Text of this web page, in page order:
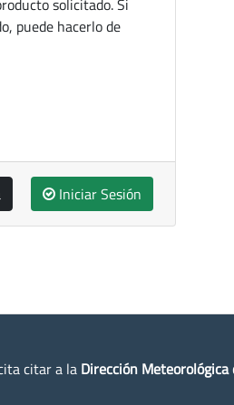
solicitado. Si
puede hacerlo de
Iniciar Sesión
citar a la Dirección Meteorológica